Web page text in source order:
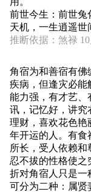
前世今生：前世兔
天机，一生逍遥世
推断依据：煞禄 10
角宿为和善宿有佛
疾病，但逢灾必能
能力强，有才艺、
讯，记忆好，讲究
理财，喜欢花色艳
年开运的人。有食
所长，受人依赖
忍不拔的性格使
折对角宿人只是一
可分为二种：属贤